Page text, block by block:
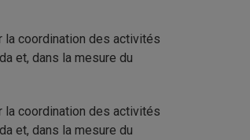
la coordination des activités
et, dans la mesure du
la coordination des activités
et, dans la mesure du